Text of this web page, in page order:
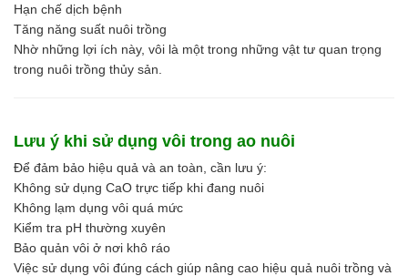
Hạn chế dịch bệnh
Tăng năng suất nuôi trồng
Nhờ những lợi ích này, vôi là một trong những vật tư quan trọng
trong nuôi trồng thủy sản.
Lưu ý khi sử dụng vôi trong ao nuôi
Để đảm bảo hiệu quả và an toàn, cần lưu ý:
Không sử dụng CaO trực tiếp khi đang nuôi
Không lạm dụng vôi quá mức
Kiểm tra pH thường xuyên
Bảo quản vôi ở nơi khô ráo
Việc sử dụng vôi đúng cách giúp nâng cao hiệu quả nuôi trồng và